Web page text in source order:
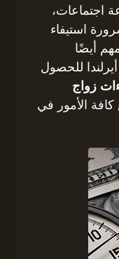
اجتماعات،
استيفاء
أيضًا
للحصول
زواج
الأمور في